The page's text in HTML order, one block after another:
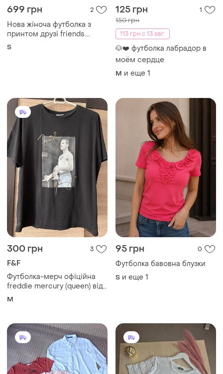
699 грн 2
Нова жіноча футболка з
принтом друзі friends.
розмір с, нова
S
125 грн 1
150 грн
113 грн с 13 авг.
🐶❤️ футболка лабрадор в
моём сердце
M и еще 1
300 грн 3
F&F
Футболка-мерч офіційна
freddie mercury (queen) від
f&f | оверсайз
M
95 грн 0
Футболка бавовна блузки
S и еще 1